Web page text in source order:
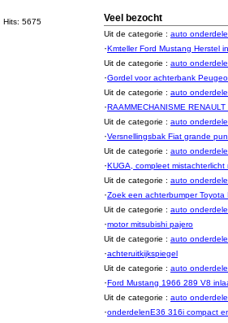
Hits: 5675 Veel bezocht
Uit de categorie : auto
·Kmteller Ford Mustang Herstel
Uit de categorie : auto
·Gordel voor achterbank
Uit de categorie : auto
·RAAMMECHANISME
Uit de categorie : auto
·Versnellingsbak Fiat grande
Uit de categorie : auto
·KUGA, compleet mistachterlicht
Uit de categorie : auto
·Zoek een achterbumper Toyota
Uit de categorie : auto
·motor mitsubishi pajero
Uit de categorie : auto
·achteruitkijkspiegel
Uit de categorie : auto
·Ford Mustang 1966 289 V8
Uit de categorie : auto
·onderdelenE36 316i compact